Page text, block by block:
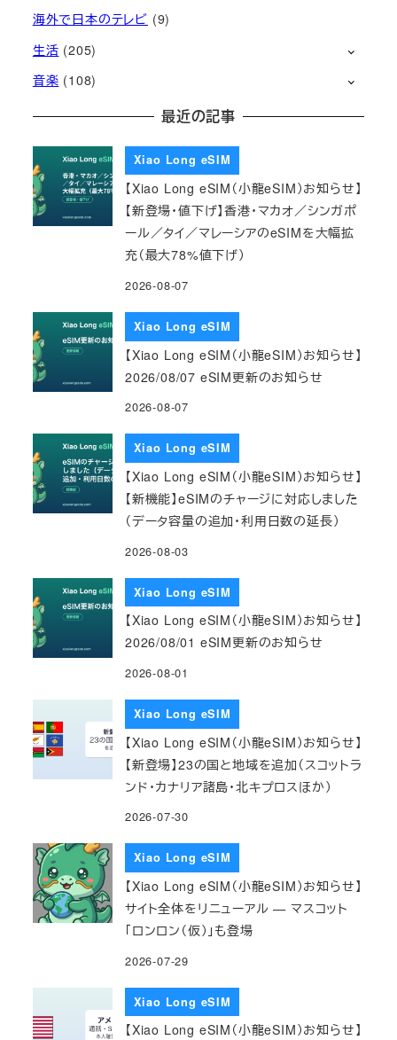
海外で日本のテレビ (9)
生活 (205)
音楽 (108)
最近の記事
Xiao Long eSIM
【Xiao Long eSIM（小龍eSIM）お知らせ】
【新登場・値下げ】香港・マカオ／シンガポ
ール／タイ／マレーシアのeSIMを大幅拡
充（最大78%値下げ）
2026-08-07
Xiao Long eSIM
【Xiao Long eSIM（小龍eSIM）お知らせ】
2026/08/07 eSIM更新のお知らせ
2026-08-07
Xiao Long eSIM
【Xiao Long eSIM（小龍eSIM）お知らせ】
【新機能】eSIMのチャージに対応しました
（データ容量の追加・利用日数の延長）
2026-08-03
Xiao Long eSIM
【Xiao Long eSIM（小龍eSIM）お知らせ】
2026/08/01 eSIM更新のお知らせ
2026-08-01
Xiao Long eSIM
【Xiao Long eSIM（小龍eSIM）お知らせ】
【新登場】23の国と地域を追加（スコットラ
ンド・カナリア諸島・北キプロスほか）
2026-07-30
Xiao Long eSIM
【Xiao Long eSIM（小龍eSIM）お知らせ】
サイト全体をリニューアル — マスコット
「ロンロン（仮）」も登場
2026-07-29
Xiao Long eSIM
【Xiao Long eSIM（小龍eSIM）お知らせ】